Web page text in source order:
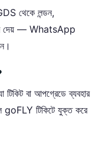
থেকে লন্ডন,
করে দেয় — WhatsApp
বা আপগ্রেডে ব্যবহার
goFLY টিকিটে যুক্ত করে